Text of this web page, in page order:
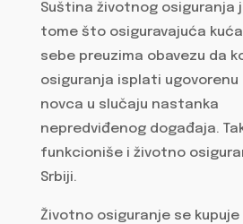
Suština životnog osiguranja
tome što osiguravajuća
sebe preuzima obavezu da
osiguranja isplati ugovorenu
novca u slučaju nastanka
nepredviđenog događaja.
funkcioniše i životno
Srbiji.
Životno osiguranje se kupuje